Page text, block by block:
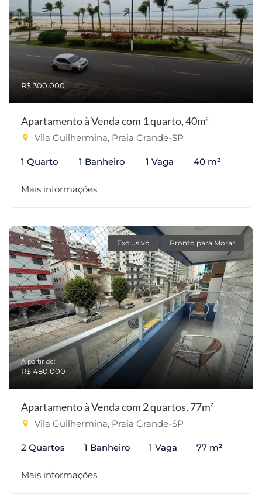
R$ 300.000
Apartamento à Venda com 1 quarto, 40m²
Vila Guilhermina, Praia Grande-SP
1 Quarto 1 Banheiro 1 Vaga 40 m²
Mais informações
Exclusivo Pronto para Morar
A partir de:
R$ 480.000
Apartamento à Venda com 2 quartos, 77m²
Vila Guilhermina, Praia Grande-SP
2 Quartos 1 Banheiro 1 Vaga 77 m²
Mais informações